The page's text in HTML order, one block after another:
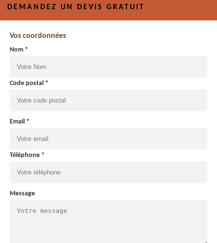
DEMANDEZ UN DEVIS GRATUIT
Vos coordonnées
Nom *
Code postal *
Email *
Téléphone *
Message